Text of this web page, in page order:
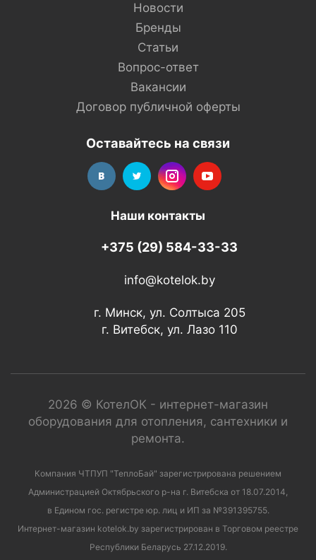
Новости
Бренды
Статьи
Вопрос-ответ
Вакансии
Договор публичной оферты
Оставайтесь на связи
Наши контакты
+375 (29) 584-33-33
info@kotelok.by
г. Минск, ул. Солтыса 205
г. Витебск, ул. Лазо 110
2026 © КотелОК - интернет-магазин
оборудования для отопления, сантехники и
ремонта.
Компания ЧТПУП "ТеплоБай" зарегистрирована решением
Администрацией Октябрьского р-на г. Витебска от 18.07.2014,
в Едином гос. регистре юр. лиц и ИП за №391395755.
Интернет-магазин kotelok.by зарегистрирован в Торговом реестре
Республики Беларусь 27.12.2019.